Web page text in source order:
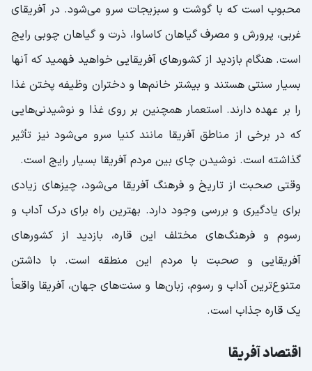
محبوب است که با گوشت و سبزیجات سرو می‌شود. در آفریقای
غربی، پرورش و مصرف گیاهان کاساوا، ذرت و گیاهان چوبی رایج
است. هنگام بازدید از کشورهای آفریقایی خواهید فهمید که آنها
بسیار سنتی هستند و بیشتر خانم‌ها و دختران وظیفه پختن غذا
را بر عهده دارند. استعمار همچنین بر روی غذا و نوشیدنی‌هایی
که در برخی از مناطق آفریقا مانند کنیا سرو می‌شود نیز تأثیر
گذاشته است. نوشیدن چای بین مردم آفریقا بسیار رایج است.
وقتی صحبت از تاریخ و فرهنگ آفریقا می‌شود، چیزهای زیادی
برای یادگیری و بررسی وجود دارد. بهترین راه برای درک آداب و
رسوم و فرهنگ‌های مختلف این قاره، بازدید از کشورهای
آفریقایی و صحبت با مردم این منطقه است. با داشتن
متنوع‌ترین آداب و رسوم، زبان‌ها و سنت‌های جهان، آفریقا واقعاً
یک قاره جذاب است.
اقتصاد آفریقا